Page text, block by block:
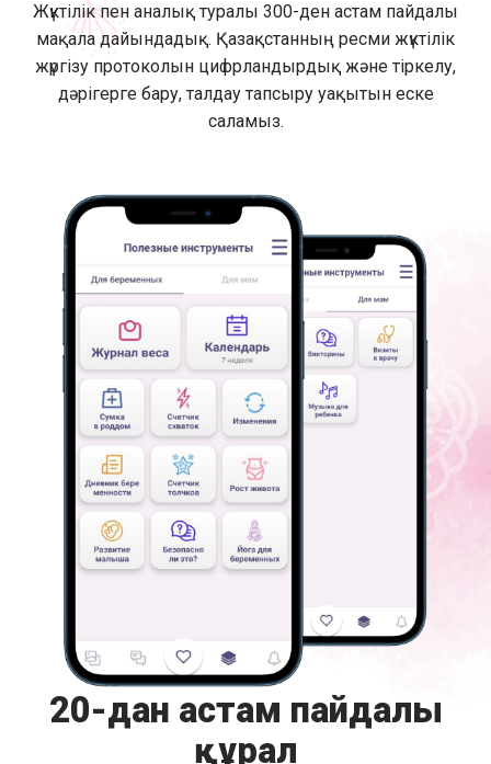
Жүктілік пен аналық туралы 300-ден астам пайдалы
мақала дайындадық. Қазақстанның ресми жүктілік
жүргізу протоколын цифрландырдық және тіркелу,
дәрігерге бару, талдау тапсыру уақытын еске
саламыз.
20-дан астам пайдалы
құрал